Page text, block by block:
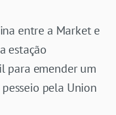
entre a Market e
estação
para emender um
pela Union